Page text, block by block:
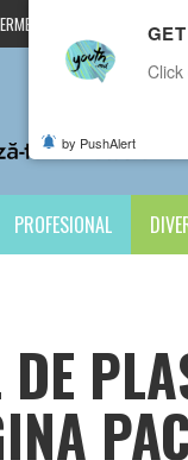
ȘI CONDIȚII
PROFESIONAL
by PushAlert